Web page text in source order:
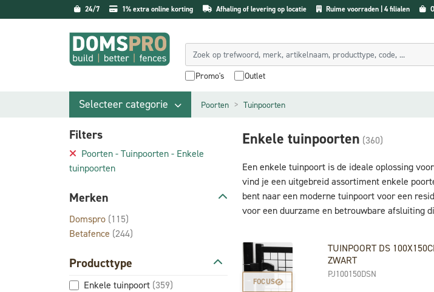
24/7 1% extra online korting Afhaling of levering op locatie Ruime voorraden | 4 filialen
Promo's Outlet
Selecteer categorie Poorten Tuinpoorten
Filters
Poorten - Tuinpoorten - Enkele
tuinpoorten
Merken
Domspro (115)
Betafence (244)
Producttype
Enkele tuinpoort (359)
Enkele tuinpoorten (360)
Een enkele tuinpoort is de ideale oplossing
vind je een uitgebreid assortiment enkele
bent naar een moderne tuinpoort voor een
voor een duurzame en betrouwbare afsluiting
FOCUS
TUINPOORT DS
ZWART
PJ100150DSN